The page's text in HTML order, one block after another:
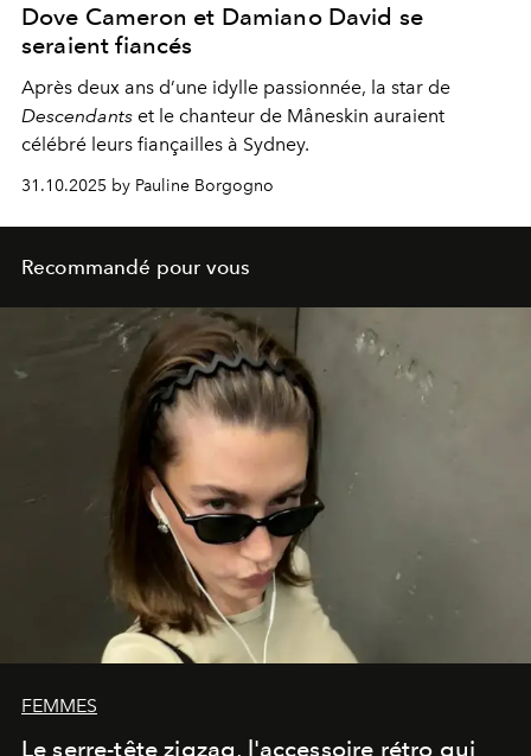
Dove Cameron et Damiano David se
seraient fiancés
Après deux ans d’une idylle passionnée, la star de
Descendants et le chanteur de Måneskin auraient
célébré leurs fiançailles à Sydney.
31.10.2025 by Pauline Borgogno
Recommandé pour vous
FEMMES
Le serre-tête zigzag, l'accessoire rétro qui